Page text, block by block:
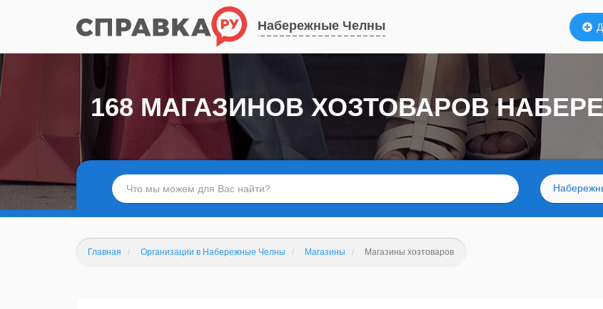
Набережные Челны
168 МАГАЗИНОВ ХОЗТОВАРОВ
Главная Организации в Набережные Челны Магазины Магазины хозтоваров